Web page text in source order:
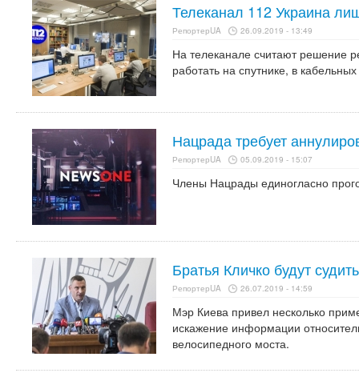
Телеканал 112 Украина
РепортерUA 26.09.2019 - 13:49
На телеканале считают решение
работать на спутнике, в
Нацрада требует
РепортерUA 05.09.2019 - 15:07
Члены Нацрады единогласно
Братья Кличко будут
РепортерUA 26.07.2019 - 14:59
Мэр Киева привел несколько
искажение информации
велосипедного моста.